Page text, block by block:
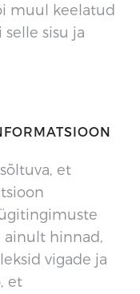
muul keelatud
sisu ja
et
hinnad,
vigade ja
et